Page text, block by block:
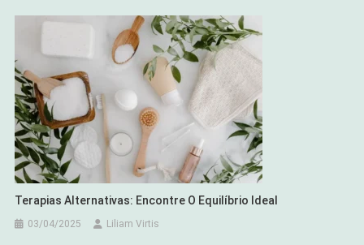
Terapias Alternativas: Encontre O Equilíbrio Ideal
03/04/2025 Liliam Virtis